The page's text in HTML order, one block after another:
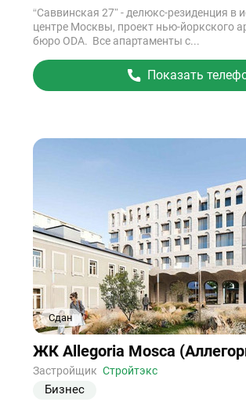
“Саввинская 27” - делюкс-резиденция в
центре Москвы, проект нью-йоркского
бюро ODA. Все апартаменты с...
Показать
Сдан
Ссылка
на
объект
ЖК Allegoria Mosca
Застройщик Стройтэкс
Бизнес